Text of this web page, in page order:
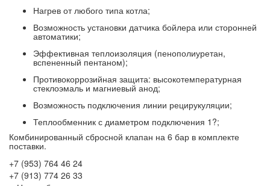
Нагрев от любого типа котла;
Возможность установки датчика бойлера или сторонней
автоматики;
Эффективная теплоизоляция (пенополиуретан,
вспененный пентаном);
Противокоррозийная защита: высокотемпературная
стеклоэмаль и магниевый анод;
Возможность подключения линии рецирукуляции;
Теплообменник с диаметром подключения 1?;
Комбинированный сбросной клапан на 6 бар в комплекте
поставки.
+7 (953) 764 46 24
+7 (913) 774 26 33